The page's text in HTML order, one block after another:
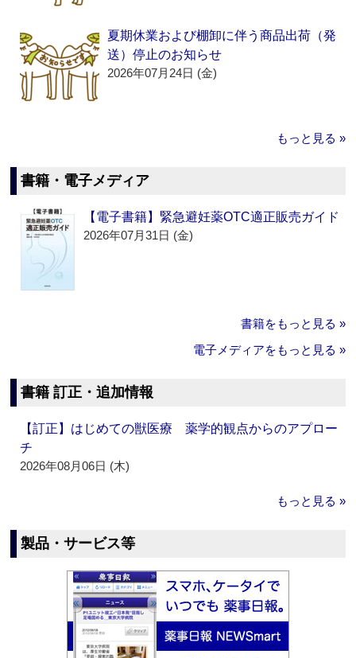
夏期休業および棚卸に伴う商品出荷（発
送）停止のお知らせ
2026年07月24日 (金)
もっと見る »
書籍・電子メディア
【電子書籍】緊急避妊薬OTC適正販売ガイド
2026年07月31日 (金)
書籍をもっと見る »
電子メディアをもっと見る »
書籍 訂正・追加情報
【訂正】はじめての獣医療 薬学的観点からのアプロー
チ
2026年08月06日 (木)
もっと見る »
製品・サービス等